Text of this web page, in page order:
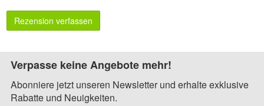
Rezension verfassen
Verpasse keine Angebote mehr!
Abonniere jetzt unseren Newsletter und erhalte exklusive
Rabatte und Neuigkeiten.